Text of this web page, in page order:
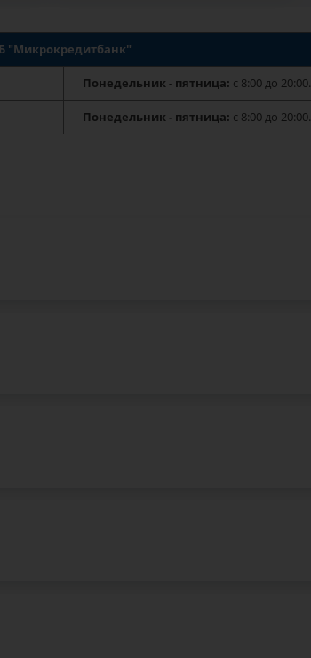
"Микрокредитбанк"
Понедельник - пятница: с 8:00 до 20:00.
Понедельник - пятница: с 8:00 до 20:00.